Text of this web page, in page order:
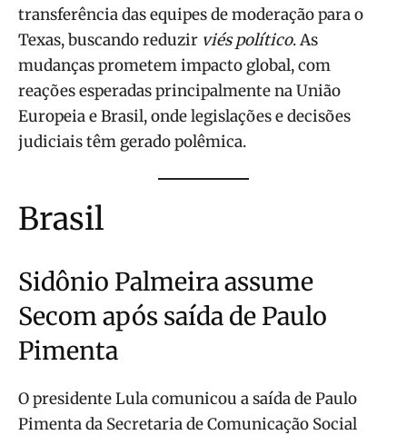
transferência das equipes de moderação para o
Texas, buscando reduzir viés político. As
mudanças prometem impacto global, com
reações esperadas principalmente na União
Europeia e Brasil, onde legislações e decisões
judiciais têm gerado polêmica.
Brasil
Sidônio Palmeira assume
Secom após saída de Paulo
Pimenta
O presidente Lula comunicou a saída de Paulo
Pimenta da Secretaria de Comunicação Social